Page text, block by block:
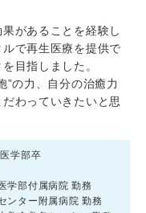
があることを経験し
で再生医療を提供で
目指しました。
”の力、自分の治癒力
わっていきたいと思
学部卒
部付属病院 勤務
ター附属病院 勤務